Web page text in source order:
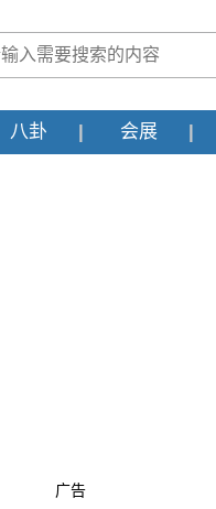
八卦 会展
广告